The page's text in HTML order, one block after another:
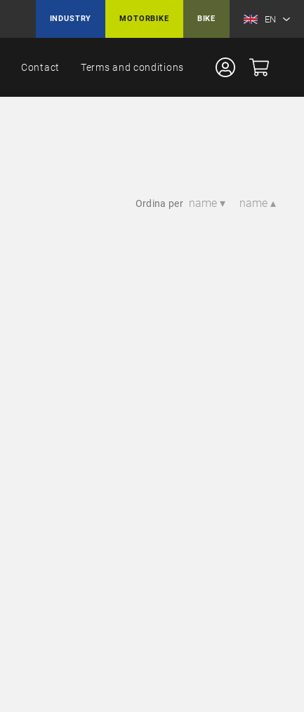
INDUSTRY MOTORBIKE BIKE EN
Contact Terms and conditions
Ordina per name ▾ name ▴